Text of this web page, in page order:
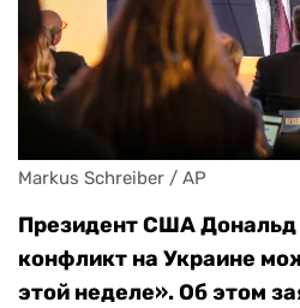
Markus Schreiber / AP
Президент США Дональд
конфликт на Украине
этой неделе». Об этом